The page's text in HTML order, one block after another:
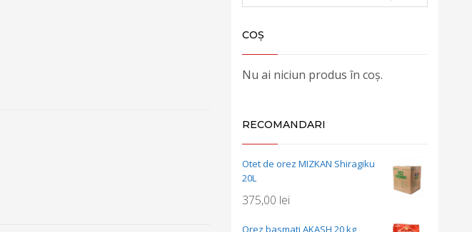
COȘ
Nu ai niciun produs în coș.
RECOMANDARI
Otet de orez MIZKAN Shiragiku
20L
375,00 lei
Orez basmati AKASH 20 kg